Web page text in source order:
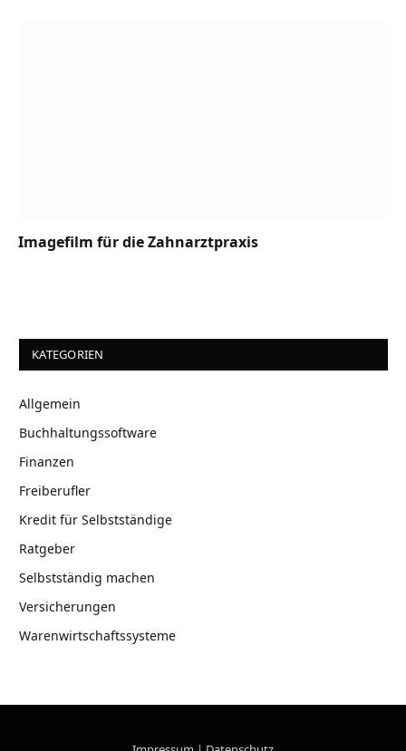
Imagefilm für die Zahnarztpraxis
KATEGORIEN
Allgemein
Buchhaltungssoftware
Finanzen
Freiberufler
Kredit für Selbstständige
Ratgeber
Selbstständig machen
Versicherungen
Warenwirtschaftssysteme